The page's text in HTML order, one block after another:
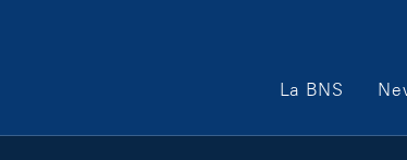
Main
La BNS